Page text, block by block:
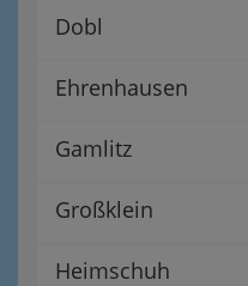
Dobl
Ehrenhausen
Gamlitz
Großklein
Heimschuh